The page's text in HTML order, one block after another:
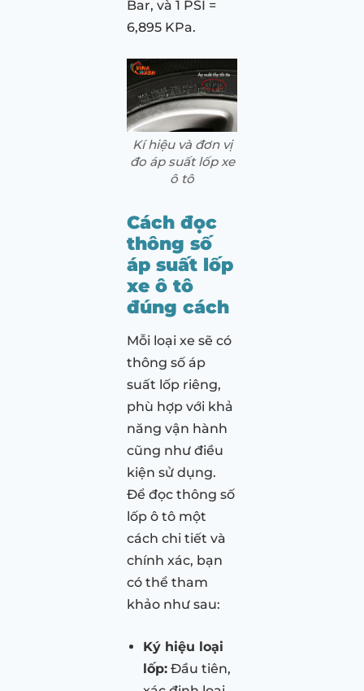
Bar, và 1 PSI =
6,895 KPa.
Kí hiệu và đơn vị
đo áp suất lốp xe
ô tô
Cách đọc
thông số
áp suất lốp
xe ô tô
đúng cách
Mỗi loại xe sẽ có
thông số áp
suất lốp riêng,
phù hợp với khả
năng vận hành
cũng như điều
kiện sử dụng.
Để đọc thông số
lốp ô tô một
cách chi tiết và
chính xác, bạn
có thể tham
khảo như sau:
Ký hiệu loại
lốp: Đầu tiên,